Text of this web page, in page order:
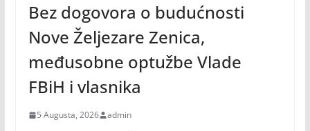
Bez dogovora o budućnosti
Nove Željezare Zenica,
međusobne optužbe Vlade
FBiH i vlasnika
5 Augusta, 2026 admin